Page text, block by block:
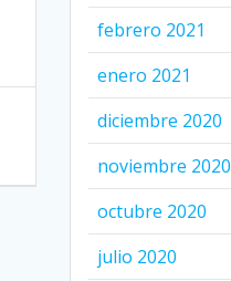
febrero 2021
enero 2021
diciembre 2020
noviembre 2020
octubre 2020
julio 2020